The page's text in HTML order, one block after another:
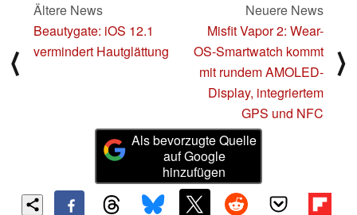
⟨
Ältere News
Beautygate: iOS 12.1
vermindert Hautglättung
Neuere News
Misfit Vapor 2: Wear-
OS-Smartwatch kommt
mit rundem AMOLED-
Display, integriertem
GPS und NFC
⟩
Als bevorzugte Quelle
auf Google
hinzufügen